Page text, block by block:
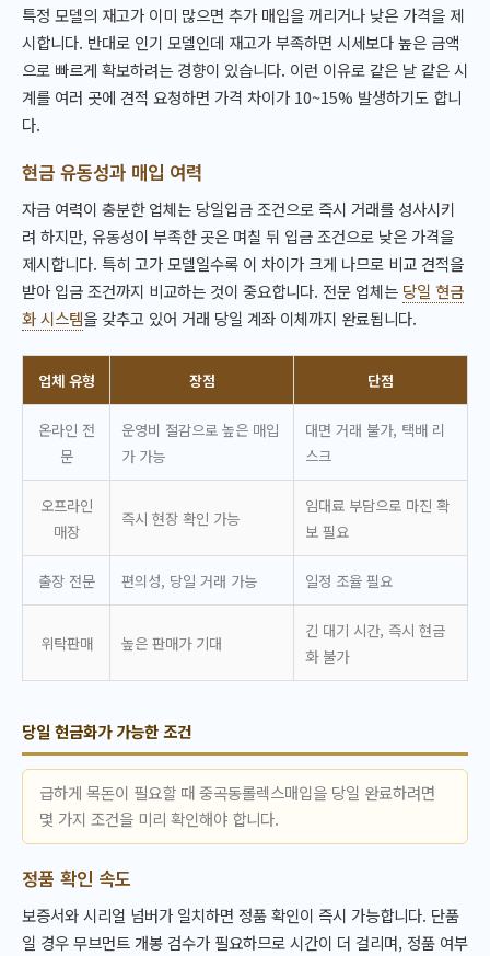
특정 모델의 재고가 이미 많으면 추가 매입을 꺼리거나 낮은 가격을 제
시합니다. 반대로 인기 모델인데 재고가 부족하면 시세보다 높은 금액
으로 빠르게 확보하려는 경향이 있습니다. 이런 이유로 같은 날 같은 시
계를 여러 곳에 견적 요청하면 가격 차이가 10~15% 발생하기도 합니
다.
현금 유동성과 매입 여력
자금 여력이 충분한 업체는 당일입금 조건으로 즉시 거래를 성사시키
려 하지만, 유동성이 부족한 곳은 며칠 뒤 입금 조건으로 낮은 가격을
제시합니다. 특히 고가 모델일수록 이 차이가 크게 나므로 비교 견적을
받아 입금 조건까지 비교하는 것이 중요합니다. 전문 업체는 당일 현금
화 시스템을 갖추고 있어 거래 당일 계좌 이체까지 완료됩니다.
업체 유형 장점 단점
온라인 전
문
운영비 절감으로 높은 매입
가 가능
대면 거래 불가, 택배 리
스크
오프라인
매장
즉시 현장 확인 가능
임대료 부담으로 마진 확
보 필요
출장 전문 편의성, 당일 거래 가능 일정 조율 필요
위탁판매 높은 판매가 기대
긴 대기 시간, 즉시 현금
화 불가
당일 현금화가 가능한 조건
급하게 목돈이 필요할 때 중곡동롤렉스매입을 당일 완료하려면
몇 가지 조건을 미리 확인해야 합니다.
정품 확인 속도
보증서와 시리얼 넘버가 일치하면 정품 확인이 즉시 가능합니다. 단품
일 경우 무브먼트 개봉 검수가 필요하므로 시간이 더 걸리며, 정품 여부